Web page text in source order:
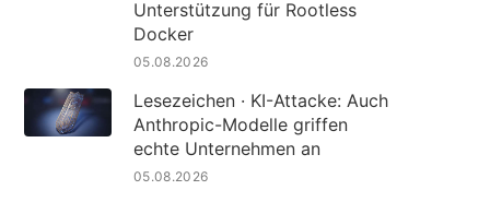
Unterstützung für Rootless
Docker
05.08.2026
Lesezeichen · KI-Attacke: Auch
Anthropic-Modelle griffen
echte Unternehmen an
05.08.2026